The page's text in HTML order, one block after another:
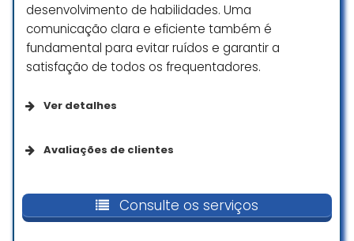
desenvolvimento de habilidades. Uma
comunicação clara e eficiente também é
fundamental para evitar ruídos e garantir a
satisfação de todos os frequentadores.
Ver detalhes
Avaliações de clientes
como usuária Wellhub nessa
escola de natação foi bastante
Consulte os serviços